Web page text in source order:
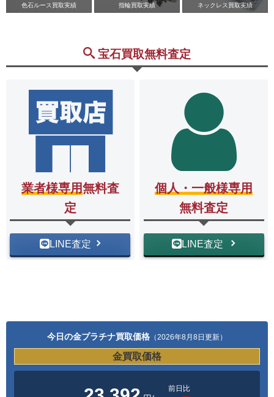
色石ルース買取実績 指輪買取実績 ネックレス買取実績
宝石買取無料査定
業者様専用無料査
定
LINE査定
個人・一般様専用
無料査定
LINE査定
今日の金プラチナ買取価格 （2026年8月8日更新）
金買取価格
前日比